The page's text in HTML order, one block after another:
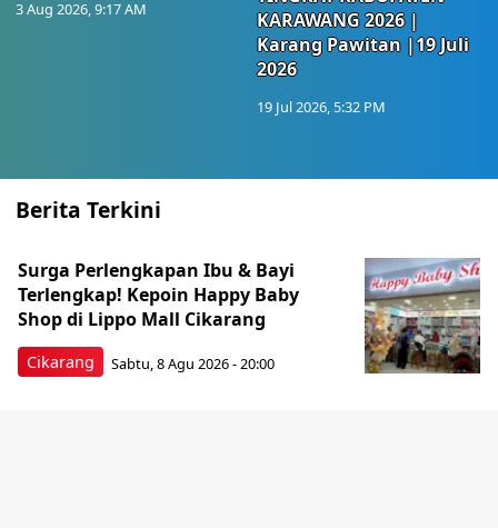
3 Aug 2026, 9:17 AM
KARAWANG 2026 |
Karang Pawitan |19 Juli
2026
19 Jul 2026, 5:32 PM
Berita Terkini
Cikarang
Surga Perlengkapan Ibu & Bayi
Terlengkap! Kepoin Happy Baby
Shop di Lippo Mall Cikarang
Sabtu, 8 Agu 2026 - 20:00